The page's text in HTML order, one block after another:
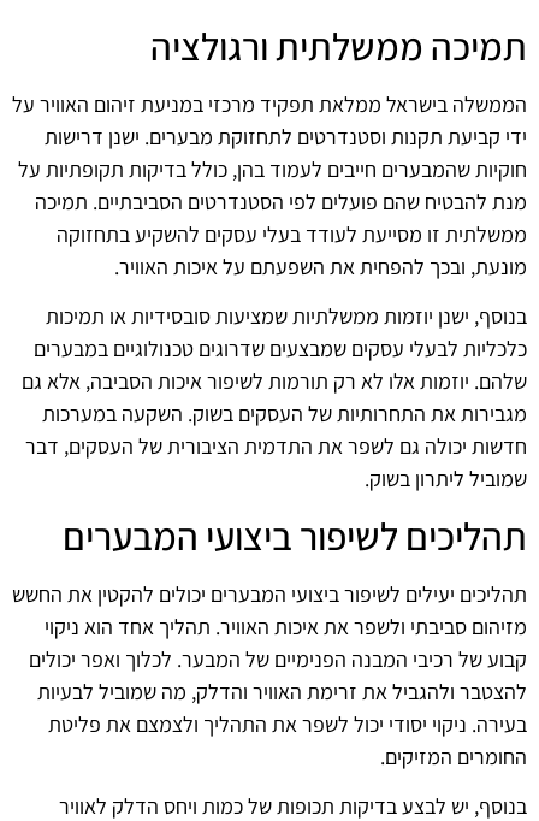
תמיכה ממשלתית ורגולציה
הממשלה בישראל ממלאת תפקיד מרכזי במניעת זיהום האוויר על
ידי קביעת תקנות וסטנדרטים לתחזוקת מבערים. ישנן דרישות
חוקיות שהמבערים חייבים לעמוד בהן, כולל בדיקות תקופתיות על
מנת להבטיח שהם פועלים לפי הסטנדרטים הסביבתיים. תמיכה
ממשלתית זו מסייעת לעודד בעלי עסקים להשקיע בתחזוקה
מונעת, ובכך להפחית את השפעתם על איכות האוויר.
בנוסף, ישנן יוזמות ממשלתיות שמציעות סובסידיות או תמיכות
כלכליות לבעלי עסקים שמבצעים שדרוגים טכנולוגיים במבערים
שלהם. יוזמות אלו לא רק תורמות לשיפור איכות הסביבה, אלא גם
מגבירות את התחרותיות של העסקים בשוק. השקעה במערכות
חדשות יכולה גם לשפר את התדמית הציבורית של העסקים, דבר
שמוביל ליתרון בשוק.
תהליכים לשיפור ביצועי המבערים
תהליכים יעילים לשיפור ביצועי המבערים יכולים להקטין את החשש
מזיהום סביבתי ולשפר את איכות האוויר. תהליך אחד הוא ניקוי
קבוע של רכיבי המבנה הפנימיים של המבער. לכלוך ואפר יכולים
להצטבר ולהגביל את זרימת האוויר והדלק, מה שמוביל לבעיות
בעירה. ניקוי יסודי יכול לשפר את התהליך ולצמצם את פליטת
החומרים המזיקים.
בנוסף, יש לבצע בדיקות תכופות של כמות ויחס הדלק לאוויר